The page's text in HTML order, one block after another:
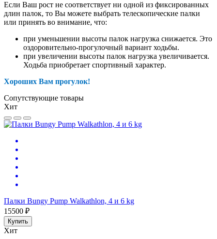
Если Ваш рост не соответствует ни одной из фиксированных
длин палок, то Вы можете выбрать телескопические палки
или принять во внимание, что:
при уменьшении высоты палок нагрузка снижается. Это
оздоровительно-прогулочный вариант ходьбы.
при увеличении высоты палок нагрузка увеличивается.
Ходьба приобретает спортивный характер.
Хороших Вам прогулок!
Сопутствующие товары
Хит
Палки Bungy Pump Walkathlon, 4 и 6 kg
15500 ₽
Купить
Хит